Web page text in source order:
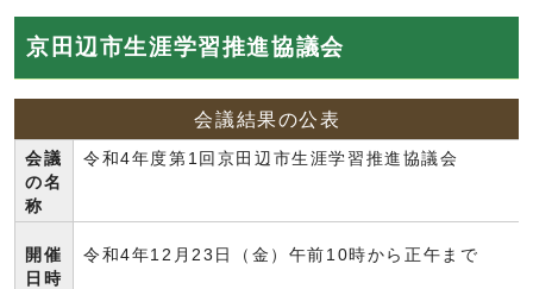
京田辺市生涯学習推進協議会
会議結果の公表
会議
の名
称
令和4年度第1回京田辺市生涯学習推進協議会
開催
日時
令和4年12月23日（金）午前10時から正午まで